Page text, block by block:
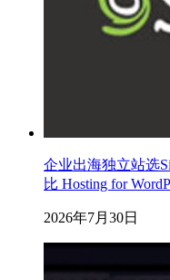
企业出海独立站选
比 Hosting for
2026年7月30日